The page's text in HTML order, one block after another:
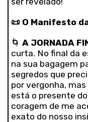
📜 O Manifesto
🌀 A JORNADA
curta. No final da
na sua bagagem
segredos que
por vergonha,
está o presente do
coragem de me
exato do nosso